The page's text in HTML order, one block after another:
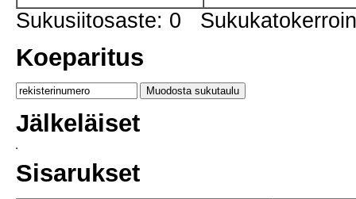
Sukusiitosaste: 0
Koeparitus
Jälkeläiset
Sisarukset